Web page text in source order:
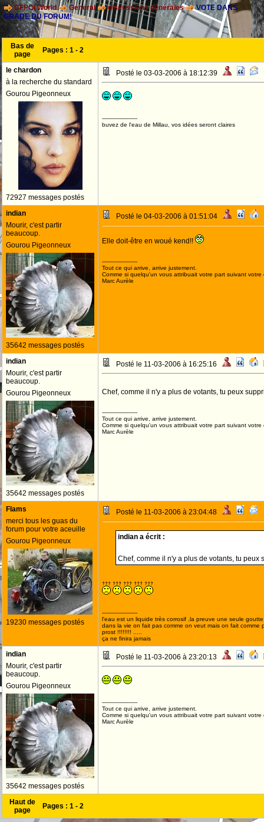
CFPOI World General discussions générales
VOTE DANS
GRADE DU FORUM!
Bas de
page
Pages : 1 - 2
le chardon
à la recherche du standard
Gourou Pigeonneux
72927 messages postés
Posté le 03-03-2006 à 18:12:39
--------------------
buvez de l'eau de Millau, vos idées seront claires
indian
Mourir, c'est partir
beaucoup.
Gourou Pigeonneux
35642 messages postés
Posté le 04-03-2006 à 01:51:04
Elle doit-être en woué kend!!
--------------------
Tout ce qui arrive, arrive justement.
Comme si quelqu'un vous attribuait votre part suivant votre
Marc Aurèle
indian
Mourir, c'est partir
beaucoup.
Gourou Pigeonneux
35642 messages postés
Posté le 11-03-2006 à 16:25:16
Chef, comme il n'y a plus de votants, tu peux
--------------------
Tout ce qui arrive, arrive justement.
Comme si quelqu'un vous attribuait votre part suivant votre
Marc Aurèle
Flams
merci tous les guas du
forum pour votre aceuille
Gourou Pigeonneux
19230 messages postés
Posté le 11-03-2006 à 23:04:48
indian a écrit :
Chef, comme il n'y a plus de votants, tu peux
--------------------
l'eau est un liquide très corrosif ,la preuve une seule
dans la vie on fait pas comme on veut mais on fait comme
prost !!!!!!!! .....
ça ne finira jamais
indian
Mourir, c'est partir
beaucoup.
Gourou Pigeonneux
35642 messages postés
Posté le 11-03-2006 à 23:20:13
--------------------
Tout ce qui arrive, arrive justement.
Comme si quelqu'un vous attribuait votre part suivant votre
Marc Aurèle
Haut de
page
Pages : 1 - 2